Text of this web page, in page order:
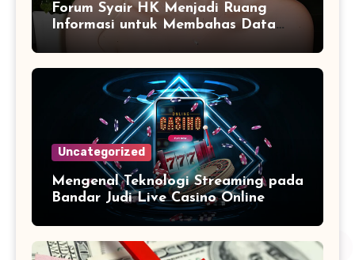
Forum Syair HK Menjadi Ruang
Informasi untuk Membahas Data
Secara Terarah
Uncategorized
Mengenal Teknologi Streaming pada
Bandar Judi Live Casino Online